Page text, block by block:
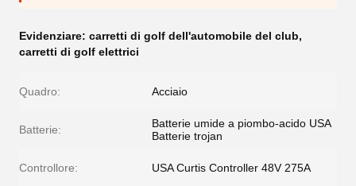
Evidenziare: carretti di golf dell'automobile del club,
carretti di golf elettrici
Quadro: Acciaio
Batterie:
Batterie umide a piombo-acido USA
Batterie trojan
Controllore: USA Curtis Controller 48V 275A